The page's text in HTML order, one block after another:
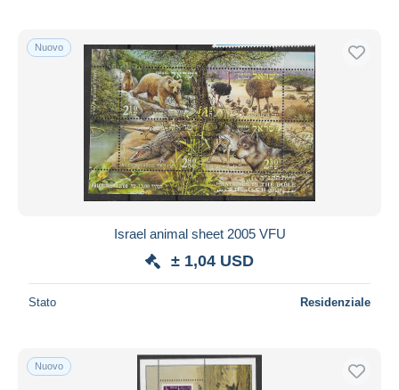
Nuovo
Israel animal sheet 2005 VFU
± 1,04 USD
Stato Residenziale
Nuovo